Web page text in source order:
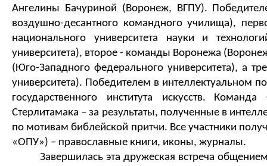
Ангелины Бачуриной (Воронеж, ВГПУ).
воздушно-десантного командного училища),
национального университета науки и
университета), второе - команды Воронежа
(Юго-Западного федерального университета), а
университета). Победителем в интеллектуальном
государственного института искусств.
Команда
Стерлитамака – за результаты, полученные в
по мотивам библейской притчи. Все участники
«ОПУ») – православные книги, иконы, журналы.
Завершилась эта дружеская встреча